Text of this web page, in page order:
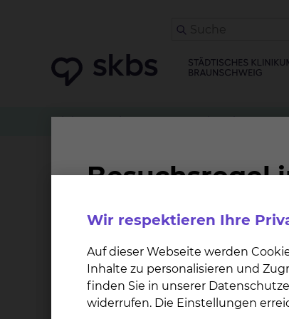
Klinikwegweiser Anästhesiologie
Physiotherapie
Überblick Aufenthalt
Willkommen auf der Internetseite der
Als Krankenhaus der
Wir respektieren Ihre
Auf dieser Webseite werden
Inhalte zu personalisieren und
finden Sie in unserer
widerrufen. Die Einstellungen